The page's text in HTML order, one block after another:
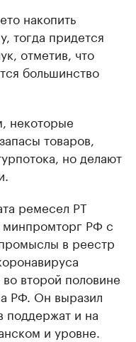
накопить
тогда придется
отметив, что
большинство
некоторые
товаров,
но делают
ремесел РТ
минпромторг РФ с
в реестр
второй половине
РФ. Он выразил
поддержат и на
и уровне.